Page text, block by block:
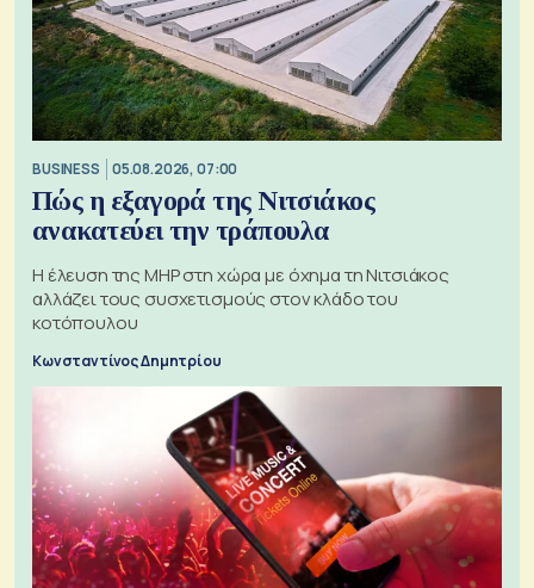
BUSINESS 05.08.2026, 07:00
Πώς η εξαγορά της Νιτσιάκος
ανακατεύει την τράπουλα
H έλευση της MHP στη χώρα με όχημα τη Νιτσιάκος
αλλάζει τους συσχετισμούς στον κλάδο του
κοτόπουλου
Κωνσταντίνος Δημητρίου